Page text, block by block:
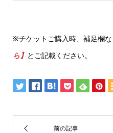
※チケットご購入時、補足欄
ら】 とご記載ください。